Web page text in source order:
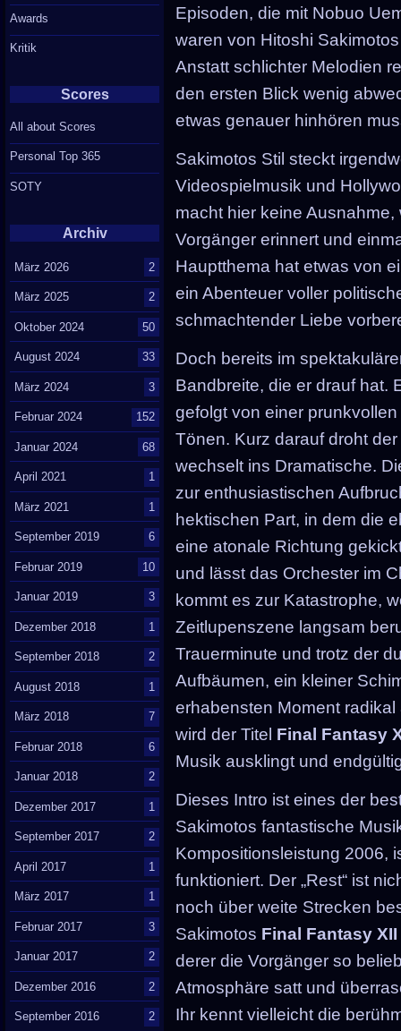
Episoden, die mit Nobuo
waren von Hitoshi
Anstatt schlichter Melodien
den ersten Blick wenig
etwas genauer hinhören
Sakimotos Stil steckt
Videospielmusik und
macht hier keine
Vorgänger erinnert und
Hauptthema hat etwas von
ein Abenteuer voller
schmachtender Liebe
Doch bereits im
Bandbreite, die er drauf hat.
gefolgt von einer
Tönen. Kurz darauf droht
wechselt ins Dramatische.
zur enthusiastischen
hektischen Part, in dem die
eine atonale Richtung
und lässt das Orchester im
kommt es zur Katastrophe,
Zeitlupenszene langsam
Trauerminute und trotz der
Aufbäumen, ein kleiner
erhabensten Moment
wird der Titel Final Fantasy
Musik ausklingt und
Dieses Intro ist eines der
Sakimotos fantastische
Kompositionsleistung 2006,
funktioniert. Der „Rest“ ist
noch über weite Strecken
Sakimotos Final Fantasy XII
derer die Vorgänger so
Atmosphäre satt und
Ihr kennt vielleicht die
Awards
Kritik
Scores
All about Scores
Personal Top 365
SOTY
Archiv
März 2026 2
März 2025 2
Oktober 2024 50
August 2024 33
März 2024 3
Februar 2024 152
Januar 2024 68
April 2021 1
März 2021 1
September 2019 6
Februar 2019 10
Januar 2019 3
Dezember 2018 1
September 2018 2
August 2018 1
März 2018 7
Februar 2018 6
Januar 2018 2
Dezember 2017 1
September 2017 2
April 2017 1
März 2017 1
Februar 2017 3
Januar 2017 2
Dezember 2016 2
September 2016 2